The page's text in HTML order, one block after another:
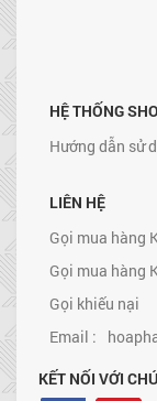
HỆ THỐNG
Hướng dẫn sử
LIÊN HỆ
Gọi mua hàng
Gọi mua hàng
Gọi khiếu nại
Email :
KẾT NỐI VỚI